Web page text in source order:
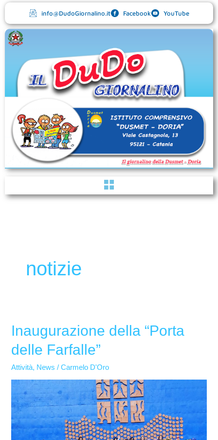
contenuto
info@DudoGiornalino.it Facebook YouTube
Menu
notizie
Inaugurazione della “Porta
delle Farfalle”
Attività, News /Carmelo D'Oro
Inaugurazione
“Porta
delle
Farfalle”